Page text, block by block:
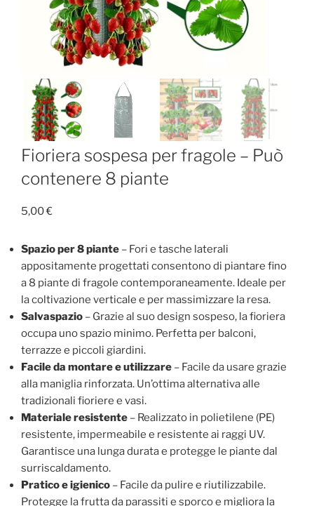
Fioriera sospesa per fragole – Può
contenere 8 piante
5,00€
Spazio per 8 piante – Fori e tasche laterali
appositamente progettati consentono di piantare fino
a 8 piante di fragole contemporaneamente. Ideale per
la coltivazione verticale e per massimizzare la resa.
Salvaspazio – Grazie al suo design sospeso, la fioriera
occupa uno spazio minimo. Perfetta per balconi,
terrazze e piccoli giardini.
Facile da montare e utilizzare – Facile da usare grazie
alla maniglia rinforzata. Un’ottima alternativa alle
tradizionali fioriere e vasi.
Materiale resistente – Realizzato in polietilene (PE)
resistente, impermeabile e resistente ai raggi UV.
Garantisce una lunga durata e protegge le piante dal
surriscaldamento.
Pratico e igienico – Facile da pulire e riutilizzabile.
Protegge la frutta da parassiti e sporco e migliora la